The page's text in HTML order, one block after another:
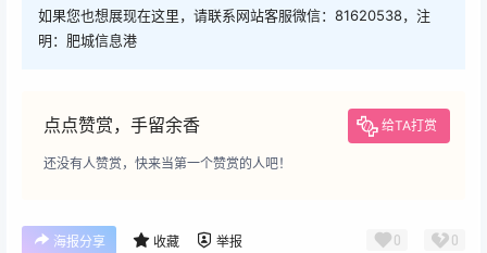
如果您也想展现在这里，请联系网站客服微信：81620538，注
明：肥城信息港
点点赞赏，手留余香 给TA打赏
还没有人赞赏，快来当第一个赞赏的人吧！
海报分享 收藏 举报 0 0